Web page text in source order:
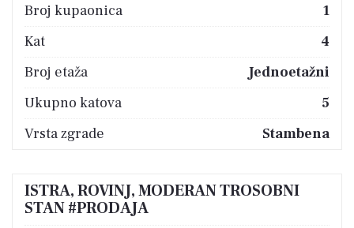
Broj kupaonica
1
Kat
4
Broj etaža
Jednoetažni
Ukupno katova
5
Vrsta zgrade
Stambena
ISTRA, ROVINJ, MODERAN TROSOBNI
STAN #PRODAJA